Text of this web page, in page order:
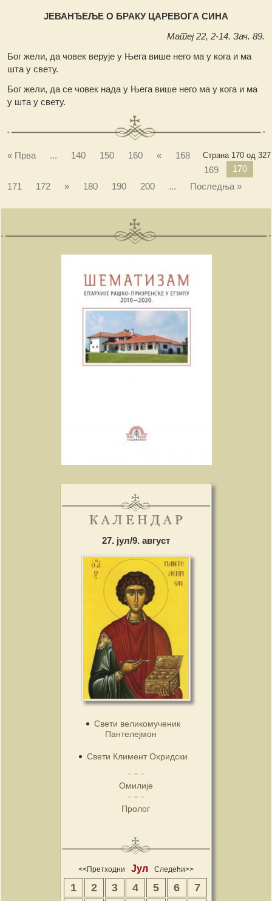
ЈЕВАНЂЕЉЕ О БРАКУ ЦАРЕВОГА СИНА
Матеј 22, 2-14. Зач. 89.
Бог жели, да човек верује у Њега више него ма у кога и ма
шта у свету.
Бог жели, да се човек нада у Њега више него ма у кога и ма
у шта у свету.
Страна 170 од 327
« Прва ... 140 150 160 «
168
169
170
171
172 » 180 190 200 ... Последња »
27. јул/9. август
Свети великомученик
Пантелејмон
Свети Климент Охридски
Омилије
Пролог
<<Претходни Јул Следећи>>
1 2 3 4 5 6
7